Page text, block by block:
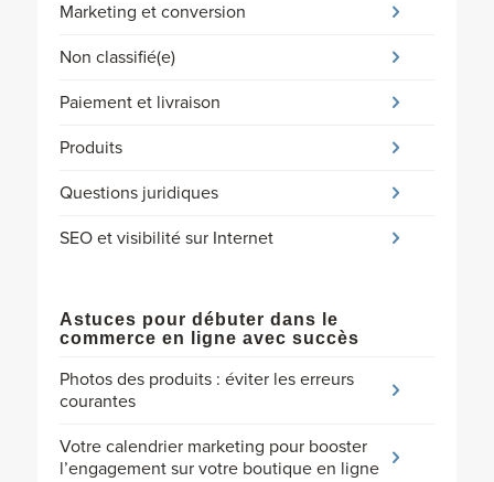
Marketing et conversion
Non classifié(e)
Paiement et livraison
Produits
Questions juridiques
SEO et visibilité sur Internet
Astuces pour débuter dans le
commerce en ligne avec succès
Photos des produits : éviter les erreurs
courantes
Votre calendrier marketing pour booster
l’engagement sur votre boutique en ligne